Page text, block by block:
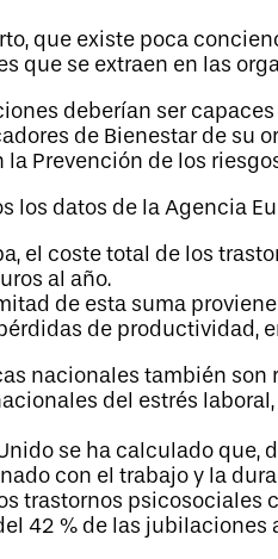
que existe poca
que se extraen en las
deberían ser
de Bienestar de su
la Prevención de los
los datos de la Agencia
el coste total de los
al año.
de esta suma
de productividad,
nacionales también son
del estrés
Unido se ha calculado
con el trabajo y la
trastornos
42 % de las